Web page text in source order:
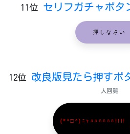
11位 セリフガチャボタ
押しなさい
12位 改良版見たら押すボ
人回覧
(*^□^)ﾆｬﾊﾊﾊﾊﾊﾊ!!!!